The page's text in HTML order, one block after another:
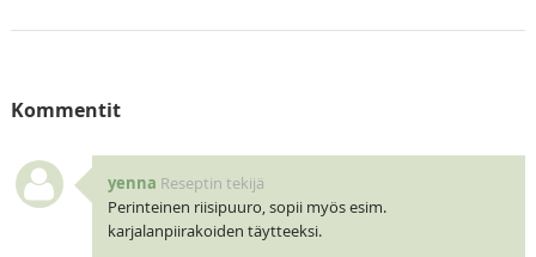
Kommentit
yenna Reseptin tekijä
Perinteinen riisipuuro, sopii myös esim.
karjalanpiirakoiden täytteeksi.